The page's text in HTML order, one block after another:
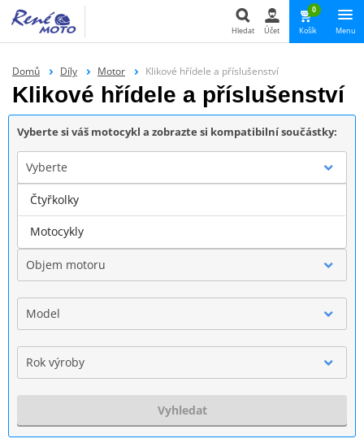
Hledat Účet
0
Košík Menu
Domů Díly Motor Klikové hřídele a příslušenství
Klikové hřídele a příslušenství
Vyberte si váš motocykl a zobrazte si kompatibilní součástky:
Vyberte
Značka
Objem motoru
Model
Rok výroby
Vyhledat
Čtyřkolky
Motocykly